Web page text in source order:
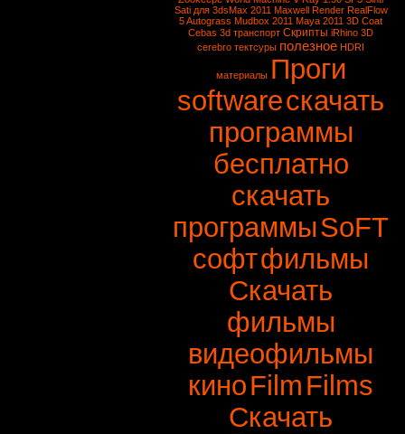
Sati для 3dsMax 2011 Maxwell Render RealFlow
5Autograss Mudbox 2011 Maya 2011 3D Coat
Cebas 3d транспорт Скрипты iRhino 3D
cerebro тектсуры полезное HDRI
материалы Проги
softwareскачать
программы
бесплатно
скачать
программыSoFT
софтфильмы
Скачать
фильмы
видеофильмы
киноFilm Films
Скачать